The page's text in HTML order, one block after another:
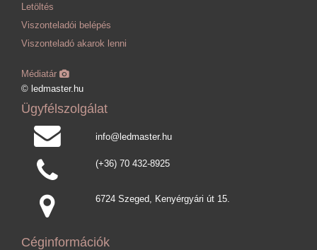
Letöltés
Viszonteladói belépés
Viszonteladó akarok lenni
Médiatár
© ledmaster.hu
Ügyfélszolgálat
info@ledmaster.hu
(+36) 70 432-8925
6724 Szeged, Kenyérgyári út 15.
Céginformációk